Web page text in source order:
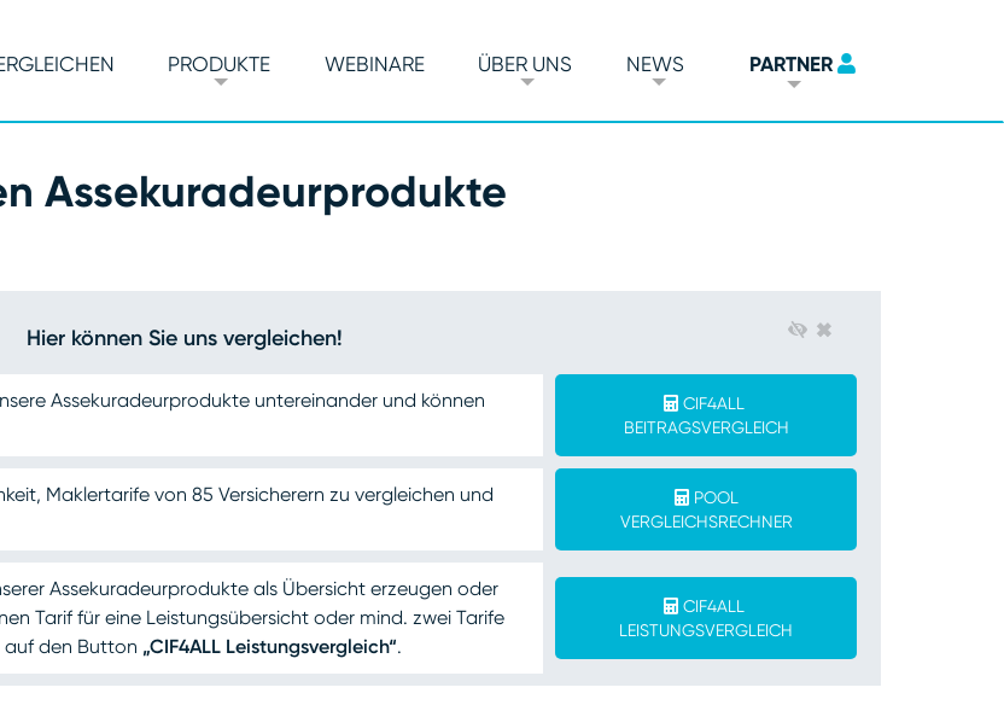
PRODUKTE WEBINARE ÜBER UNS NEWS PARTNER
Assekuradeurprodukte
×
Hier können Sie uns vergleichen!
Assekuradeurprodukte untereinander und können
CIF4ALL
BEITRAGSVERGLEICH
Maklertarife von 85 Versicherern zu vergleichen und
POOL
VERGLEICHSRECHNER
Assekuradeur­produkte als Übersicht erzeugen oder
Tarif für eine Leistungsübersicht oder mind. zwei Tarife
auf den Button „CIF4ALL Leistungsvergleich“.
CIF4ALL
LEISTUNGSVERGLEICH